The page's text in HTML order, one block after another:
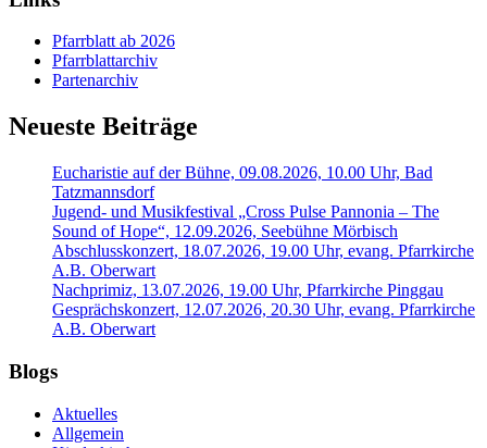
Pfarrblatt ab 2026
Pfarrblattarchiv
Partenarchiv
Neueste Beiträge
Eucharistie auf der Bühne, 09.08.2026, 10.00 Uhr, Bad
Tatzmannsdorf
Jugend- und Musikfestival „Cross Pulse Pannonia – The
Sound of Hope“, 12.09.2026, Seebühne Mörbisch
Abschlusskonzert, 18.07.2026, 19.00 Uhr, evang. Pfarrkirche
A.B. Oberwart
Nachprimiz, 13.07.2026, 19.00 Uhr, Pfarrkirche Pinggau
Gesprächskonzert, 12.07.2026, 20.30 Uhr, evang. Pfarrkirche
A.B. Oberwart
Blogs
Aktuelles
Allgemein